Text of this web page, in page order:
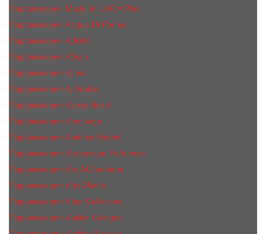
Парфюмерия Made In UAE A Plus
Парфюмерия Acqua Di Parma
Парфюмерия Adisha
Парфюмерия Afnan
Парфюмерия Ajmal
Парфюмерия Aj Arabia
Парфюмерия Alexandre J.
Парфюмерия Amouage
Парфюмерия Antonio Maretti
Парфюмерия Arabesque Perfumes
Парфюмерия Ard Al Zaafaran
Парфюмерия ArteOlfatto
Парфюмерия Attar Collection
Парфюмерия Atelier Cologne